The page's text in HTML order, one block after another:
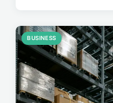
BUSINESS